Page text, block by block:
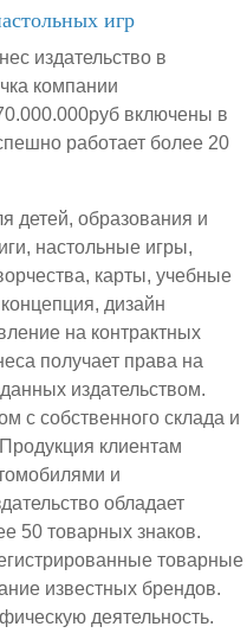
игр
издательство в
компании
включены в
работает более 20
детей, образования и
настольные игры,
карты, учебные
дизайн
на контрактных
получает права на
издательством.
с собственного склада и
клиентам
и
обладает
50 товарных знаков.
товарные
известных брендов.
деятельность.